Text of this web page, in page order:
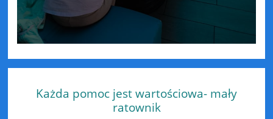
Każda pomoc jest wartościowa- mały
ratownik